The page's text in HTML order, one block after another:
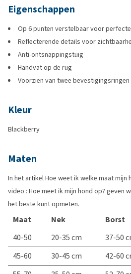
Eigenschappen
Op 6 punten verstelbaar voor
Reflecterende details voor
Anti-ontsnappingstuig
Handvat op de rug
Voorzien van twee bevestigingsringen
Kleur
Blackberry
Maten
In het artikel Hoe weet ik welke maat mijn
video : Hoe meet ik mijn hond op? geven
het beste kunt opmeten.
Maat Nek Borst
40-50
20-35 cm 37-50
45-60
30-45 cm 42-60